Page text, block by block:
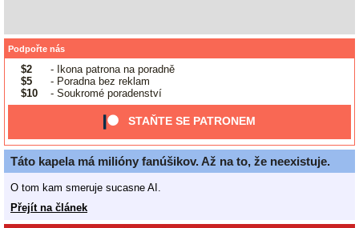
Podpořte nás
$2
- Ikona patrona na poradně
$5
- Poradna bez reklam
$10
- Soukromé poradenství
STAŇTE SE PATRONEM
Táto kapela má milióny fanúšikov. Až na to, že neexistuje.
O tom kam smeruje sucasne AI.
Přejít na článek